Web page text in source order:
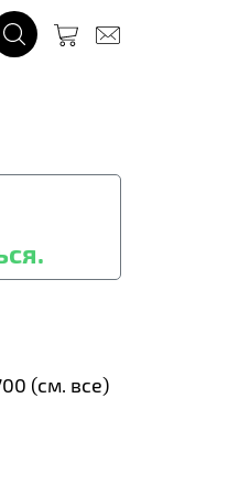
(см. все)